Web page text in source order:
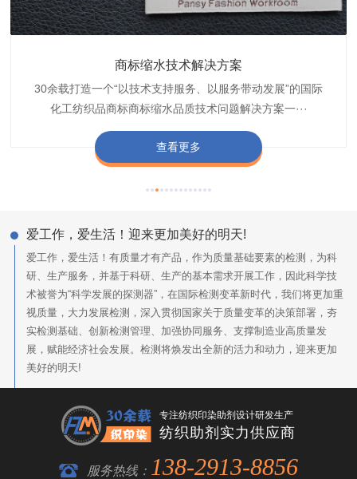
商标缩水技术解决方案
30余载打造一个“以技术支持服务、以服务带动发展”的国际
化工纺织品商标商标缩水品质技术问题解决方案一···
查看更多
织带商标防水技术解决方案
博准公司专注于织带商标防水技术解决方案30余载,励志于
纺织品商标企业打造含油量超标品质技术问题解决方···
查看更多
服装颜色不匀技术解决方案
博准是一家专注30余载设计研发织唛印唛商标、织带服装颜
色不匀品质技术问题解决方案一站式服务提供商,技···
查看更多
纺织品阻燃母粒
博准致力于成为纺织品商标阻燃母粒剂,TF-W760,TF-W760
阻燃母粒剂加工定制服务实力提供商,···
查看更多
爱工作，爱生活！迎来更加美好的明天!
爱工作，爱生活！有质量才有产品，作为质量基础要素的检测，为科
研、生产服务，并基于科研、生产的基本需求开展工作，因此科学技
术被誉为“科学发展的探测器”，在国际检测变革新时代，我们将更加重
视质量，大力发展检测，深入贯彻国家关于质量变革的决策部署，夯
实检测基础、创新检测管理、加强协同服务、支撑制造业高质量发
展，赋能经济社会发展。检测将焕发出全新的活力和动力，迎来更加
美好的明天!
专注纺织印染助剂设计研发生产
纺织助剂实力供应商
服务热线： 138-2913-8856